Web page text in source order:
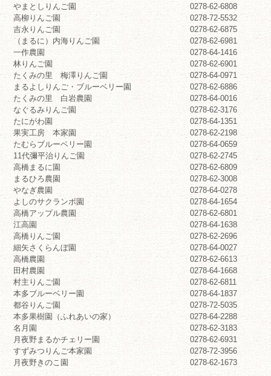
やまとしりんご園
0278-62-6808
高柳りんご園
0278-72-5532
吉永りんご園
0278-62-6875
（まるに）内海りんご園
0278-62-6981
一作農園
0278-64-1416
林りんご園
0278-62-6901
たくみの里 梅澤りんご園
0278-64-0971
まるよしりんご・ブルーベリー園
0278-62-6886
たくみの里 白岩農園
0278-64-0016
なぐるみりんご園
0278-62-3176
たにがわ園
0278-64-1351
果実工房 本家園
0278-62-2198
たむらブルーベリー園
0278-64-0659
11代彌平治りんご園
0278-62-2745
高橋まるに園
0278-62-6809
まるひろ農園
0278-62-3008
やなぎ農園
0278-64-0278
よしのサクランボ園
0278-64-1654
高橋アップル農園
0278-62-6801
江高園
0278-64-1638
高橋りんご園
0278-62-2696
細矢さくらんぼ園
0278-64-0027
高橋農園
0278-62-6613
田村農園
0278-64-1668
村主りんご園
0278-62-6811
本多ブルーベリー園
0278-64-1837
都谷りんご園
0278-72-5035
本多果樹園（ふれあいの家）
0278-64-2288
名月園
0278-62-3183
月夜野まるかチェリー園
0278-62-6931
すずみつりんご本家園
0278-72-3956
月夜野きのこ園
0278-62-1673